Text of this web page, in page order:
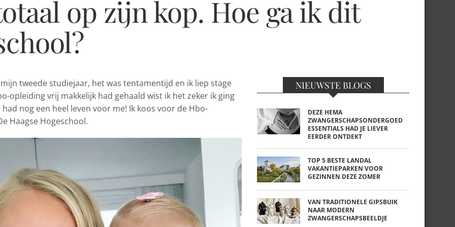
op zijn kop. Hoe ga ik dit
tweede studiejaar, hetwas tentamentijd en ik liep stage
opleiding vrij makkelijk had gehaald wist ik het zeker ik ging
nog een heel leven voor me! Ik koos voor de Hbo-
Haagse Hogeschool.
NIEUWSTE BLOGS
DEZE HEMA
ZWANGERSCHAPSONDERGOED
ESSENTIALS HAD JE LIEVER
EERDER ONTDEKT
TOP 5 BESTE LANDAL
VAKANTIEPARKEN VOOR
GEZINNEN DEZE ZOMER
VAN TRADITIONELE GIPSBUIK
NAAR MODERN
ZWANGERSCHAPSBEELDJE